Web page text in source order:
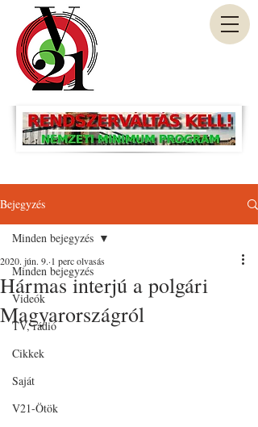
Bejegyzés
Minden bejegyzés
Videók
TV, rádió
Cikkek
Saját
V21-Ötök
Minden bejegyzés
Hármas interjú a polgári
Magyarországról
2020. jún. 9. 1 perc olvasás